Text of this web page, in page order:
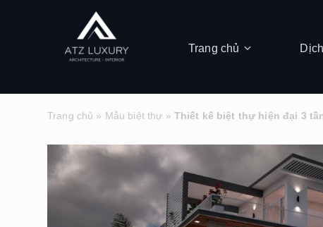
Trang chủ
Trang chủ » Mẫu biệt thự » Thiết kế biệt thự hiện đại 3